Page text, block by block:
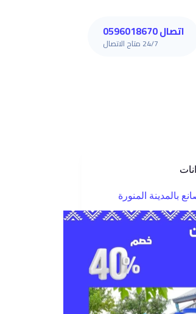
اتصال 0596018670
24/7 متاح الاتصال
بالمدينة المنورة